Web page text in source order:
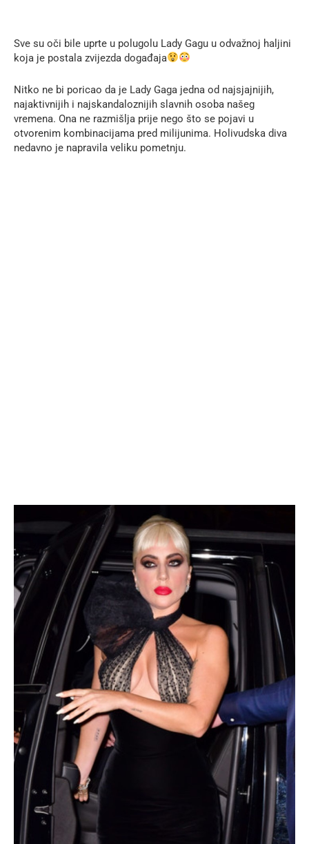
Sve su oči bile uprte u polugolu Lady Gagu u odvažnoj haljini
koja je postala zvijezda događaja
Nitko ne bi poricao da je Lady Gaga jedna od najsjajnijih,
najaktivnijih i najskandaloznijih slavnih osoba našeg
vremena. Ona ne razmišlja prije nego što se pojavi u
otvorenim kombinacijama pred milijunima. Holivudska diva
nedavno je napravila veliku pometnju.